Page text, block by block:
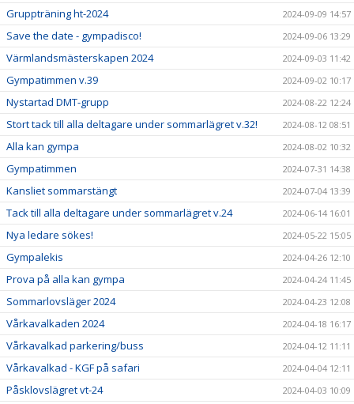
Gruppträning ht-2024 2024-09-09 14:57
Save the date - gympadisco! 2024-09-06 13:29
Värmlandsmästerskapen 2024 2024-09-03 11:42
Gympatimmen v.39 2024-09-02 10:17
Nystartad DMT-grupp 2024-08-22 12:24
Stort tack till alla deltagare under sommarlägret v.32! 2024-08-12 08:51
Alla kan gympa 2024-08-02 10:32
Gympatimmen 2024-07-31 14:38
Kansliet sommarstängt 2024-07-04 13:39
Tack till alla deltagare under sommarlägret v.24 2024-06-14 16:01
Nya ledare sökes! 2024-05-22 15:05
Gympalekis 2024-04-26 12:10
Prova på alla kan gympa 2024-04-24 11:45
Sommarlovsläger 2024 2024-04-23 12:08
Vårkavalkaden 2024 2024-04-18 16:17
Vårkavalkad parkering/buss 2024-04-12 11:11
Vårkavalkad - KGF på safari 2024-04-04 12:11
Påsklovslägret vt-24 2024-04-03 10:09